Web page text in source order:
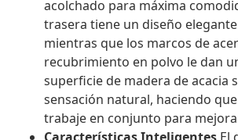
acolchado para máxima
trasera tiene un diseño
mientras que los marcos de
recubrimiento en polvo le dan
superficie de madera de acacia
sensación natural, haciendo
trabaje en conjunto para